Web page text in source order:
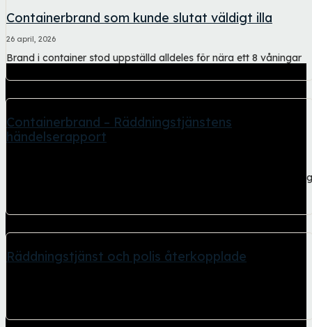
Containerbrand som kunde slutat väldigt illa
26 april, 2026
Brand i container stod uppställd alldeles för nära ett 8 våningar
Containerbrand – Räddningstjänstens
händelserapport
Kraftig rökutveckling och dålig sikt. Andningsskydd och belysning
Räddningstjänst och polis återkopplade